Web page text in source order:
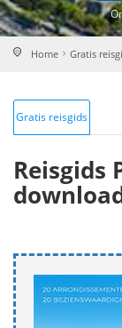
Home Gratis
Gratis reisgids
Reisgids